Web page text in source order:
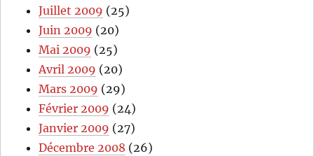
Juillet 2009 (25)
Juin 2009 (20)
Mai 2009 (25)
Avril 2009 (20)
Mars 2009 (29)
Février 2009 (24)
Janvier 2009 (27)
Décembre 2008 (26)